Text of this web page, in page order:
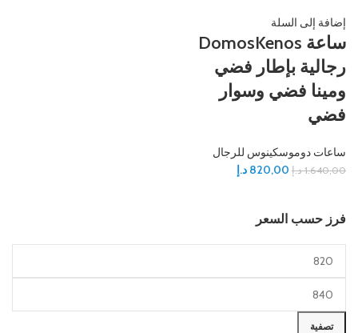
فرز حسب السعر
تصفية
إضافة إلى السلة
ساعة DomosKenos
رجالية بإطار فضي
ومينا فضي وسوار
فضي
ساعات دوموسكينوس للرجال
1.640,00 د.إ 820,00 د.إ